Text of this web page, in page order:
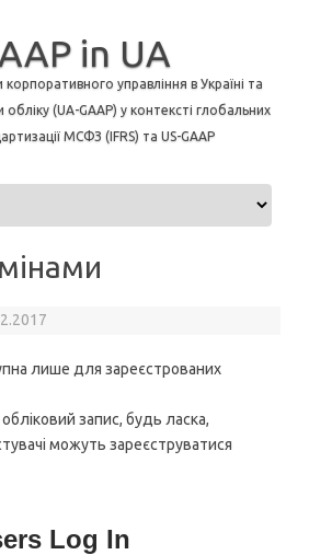
in UA
корпоративного управління в Україні та
обліку (UA-GAAP) у контексті глобальних
МСФЗ (IFRS) та US-GAAP
лише для зареєстрованих
запис, будь ласка,
можуть зареєструватися
Log In